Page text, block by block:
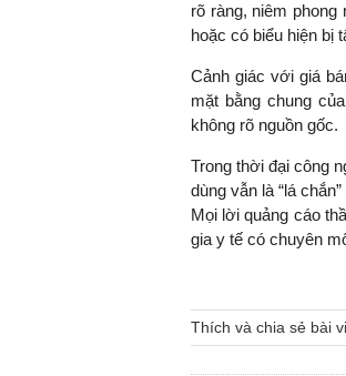
rõ ràng, niêm phong
hoặc có biểu hiện bị
Cảnh giác với giá
mặt bằng chung
không rõ nguồn gốc.
Trong thời đại công
dùng vẫn là “lá
Mọi lời quảng cáo
gia y tế có chuyên
Thích và chia sẻ bài